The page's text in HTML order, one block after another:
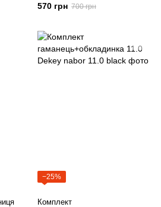
570 грн 700 грн
−25%
Комплект